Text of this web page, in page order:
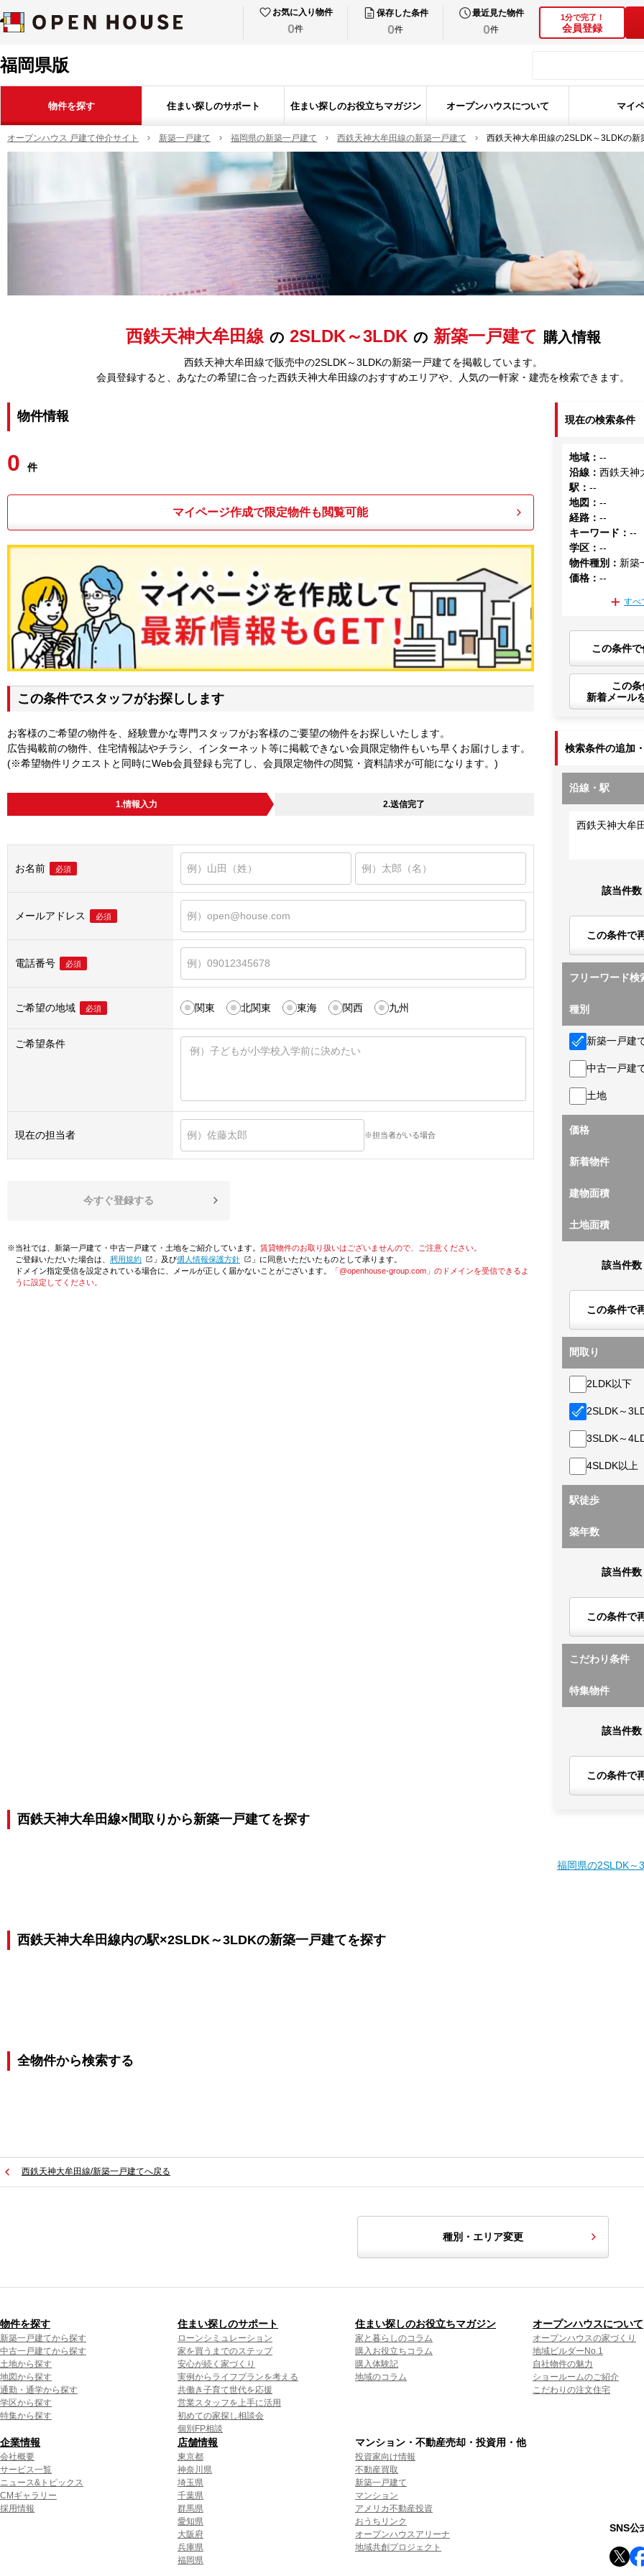
お気に入り物件
0件
保存した条件
0件
最近見た物件
0件
1分で完了！
会員登録
福岡県版
物件を探す 住まい探しのサポート 住まい探しのお役立ちマガジン オープンハウスについて マイ
オープンハウス 戸建て仲介サイト 新築一戸建て 福岡県の新築一戸建て 西鉄天神大牟田線の新築一戸建て 西鉄天神大牟田線の2SLDK～3LDKの新
西鉄天神大牟田線 の 2SLDK～3LDK の 新築一戸建て 購入情報
西鉄天神大牟田線で販売中の2SLDK～3LDKの新築一戸建てを掲載しています。
会員登録すると、あなたの希望に合った西鉄天神大牟田線のおすすめエリアや、人気の一軒家・建売を検索できます。
物件情報
0 件
マイページ作成で限定物件も閲覧可能
この条件でスタッフがお探しします
お客様のご希望の物件を、経験豊かな専門スタッフがお客様のご要望の物件をお探しいたします。
広告掲載前の物件、住宅情報誌やチラシ、インターネット等に掲載できない会員限定物件もいち早くお届けします。
(※希望物件リクエストと同時にWeb会員登録も完了し、会員限定物件の閲覧・資料請求が可能になります。)
1.情報入力 2.送信完了
お名前 必須
メールアドレス 必須
電話番号 必須
ご希望の地域 必須 関東 北関東 東海 関西 九州
ご希望条件
現在の担当者 ※担当者がいる場合
今すぐ登録する
※当社では、新築一戸建て・中古一戸建て・土地をご紹介しています。 賃貸物件のお取り扱いはございませんので、ご注意ください。
ご登録いただいた場合は、「利用規約 」及び「個人情報保護方針
」に同意いただいたものとして承ります。
ドメイン指定受信を設定されている場合に、メールが正しく届かないことがございます。
「@openhouse-group.com」のドメインを受信できるよ
うに設定してください。
現在の検索条件
地域 ：--
沿線 ：西鉄天神
駅 ：--
地図 ：--
経路 ：--
キーワード ：--
学区 ：--
物件種別 ： 新築
価格 ：--
すべ
この条件
この
新着メール
検索条件の追加
沿線・駅
西鉄天神大牟
該当件数
この条件で
フリーワード検
種別
新築一戸建
中古一戸建
土地
価格
新着物件
建物面積
土地面積
該当件数
この条件で
間取り
2LDK以下
2SLDK～
3SLDK～
4SLDK以上
駅徒歩
築年数
該当件数
この条件で
こだわり条件
特集物件
該当件数
この条件で
西鉄天神大牟田線×間取りから新築一戸建てを探す
福岡県の2SLDK～
西鉄天神大牟田線内の駅×2SLDK～3LDKの新築一戸建てを探す
全物件から検索する
西鉄天神大牟田線/新築一戸建てへ戻る
種別・エリア変更
物件を探す
新築一戸建てから探す
中古一戸建てから探す
土地から探す
地図から探す
通勤・通学から探す
学区から探す
特集から探す
住まい探しのサポート
ローンシミュレーション
家を買うまでのステップ
安心が続く家づくり
実例からライフプランを考える
共働き子育て世代を応援
営業スタッフを上手に活用
初めての家探し相談会
個別FP相談
住まい探しのお役立ちマガジン
家と暮らしのコラム
購入お役立ちコラム
購入体験記
地域のコラム
オープンハウスについて
オープンハウスの家づくり
地域ビルダーNo.1
自社物件の魅力
ショールームのご紹介
こだわりの注文住宅
企業情報
会社概要
サービス一覧
ニュース&トピックス
CMギャラリー
採用情報
店舗情報
東京都
神奈川県
埼玉県
千葉県
群馬県
愛知県
大阪府
兵庫県
福岡県
マンション・不動産売却・投資用・他
投資家向け情報
不動産買取
新築一戸建て
マンション
アメリカ不動産投資
おうちリンク
オープンハウスアリーナ
地域共創プロジェクト
SNS公